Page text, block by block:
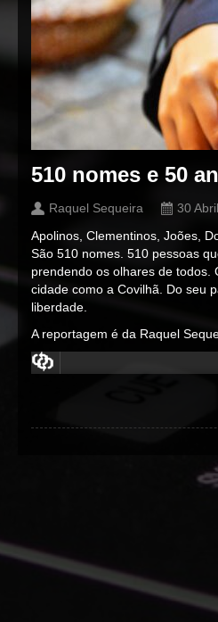
510 nomes e 50
Raquel Sequeira 30
Apolinos, Clementinos, Joões,
São 510 nomes. 510 pessoas
prendendo os olhares de todos.
cidade como a Covilhã. Do seu
liberdade.
A reportagem é da Raquel
00:00/